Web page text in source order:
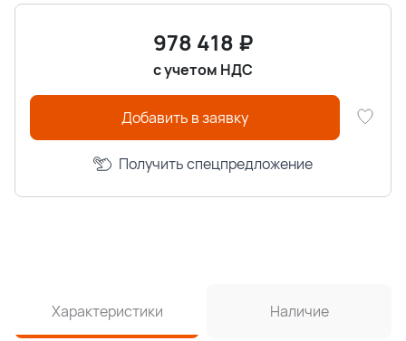
978 418 ₽
с учетом НДС
Добавить в заявку
Получить спецпредложение
Характеристики Наличие